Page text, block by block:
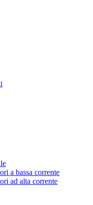
a bassa corrente
ad alta corrente